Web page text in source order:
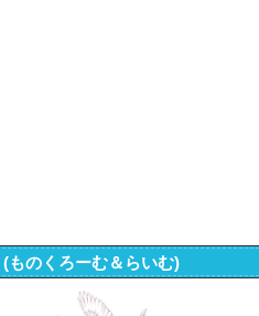
ものくろーむ＆らいむ)